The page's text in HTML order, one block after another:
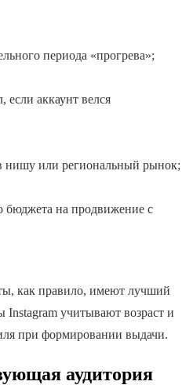
периода «прогрева»;
аккаунт велся
нишу или региональный рынок;
бюджета на продвижение с
как правило, имеют лучший
Instagram учитывают возраст и
при формировании выдачи.
аудитория